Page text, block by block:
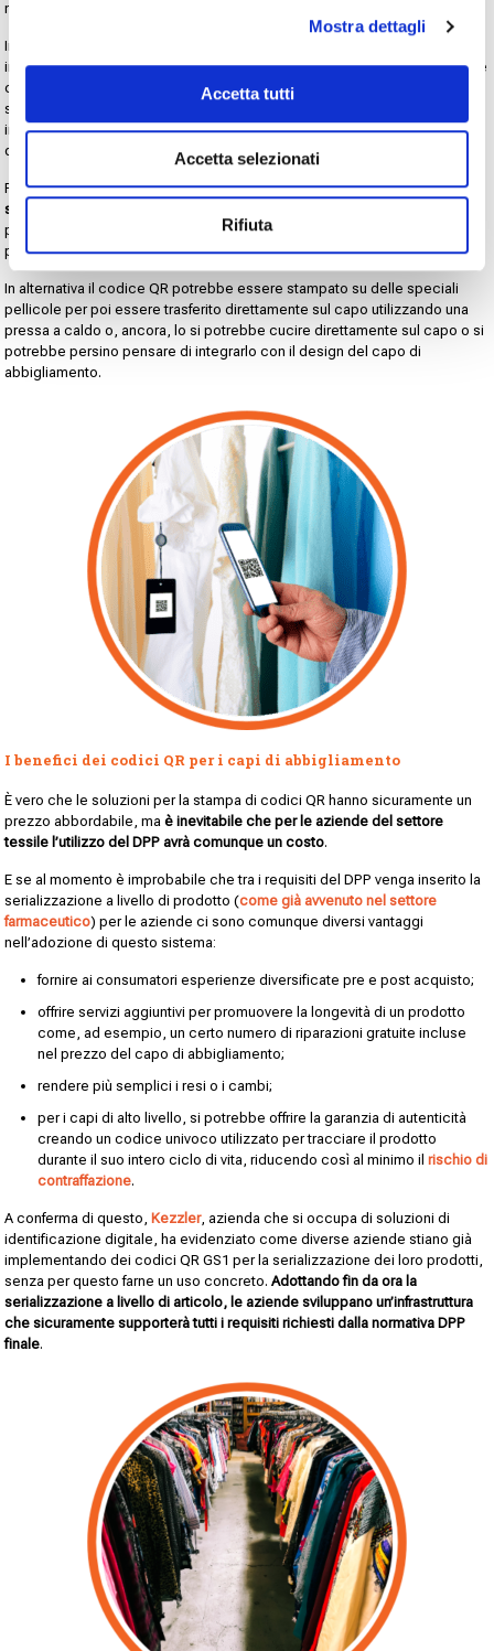
Mostra dettagli
Accetta tutti
Accetta selezionati
Rifiuta
modo semplice senza che sia necessario modificare il codice finale.
In qualità di organizzazione che si occupa di standardizzazione
internazionale,GS1è un partner di primaria importanza per tutte le aziende
che operano nel settore tessile, visto che è in grado di offrire standard e
servizi che permettono di identificare, acquisire e condividere
informazioni chiave che aiutino a stabilire le credenziali sulla sostenibilità
di un prodotto.
Per fare un esempio pratico:i codici QR GS1 potrebbero essere applicati
sull’etichette dei capi di abbigliamento
prezzi, in questo modo i codici seguirebbero l’intero ciclo di vita di un
prodotto.
In alternativa il codice QR potrebbe essere stampato su delle speciali
pellicole per poi essere trasferito direttamente sul capo utilizzando una
pressa a caldo o, ancora, lo si potrebbe cucire direttamente sul capo o si
potrebbe persino pensare di integrarlo con il design del capo di
abbigliamento.
I benefici dei codici QR per i capi di abbigliamento
È vero che le soluzioni per la stampa di codici QR hanno sicuramente un
prezzo abbordabile, maè inevitabile che per le aziende del settore
tessile l’utilizzo del DPP avrà comunque un costo.
E se al momento è improbabile che tra i requisiti del DPP venga inserito la
serializzazione a livello di prodotto (come già avvenuto nel settore
farmaceutico) per le aziende ci sono comunque diversi vantaggi
nell’adozione di questo sistema:
fornire ai consumatori esperienze diversificate pre e post acquisto;
offrire servizi aggiuntivi per promuovere la longevità di un prodotto
come, ad esempio, un certo numero di riparazioni gratuite incluse
nel prezzo del capo di abbigliamento;
rendere più semplici i resi o i cambi;
per i capi di alto livello, si potrebbe offrire la garanzia di autenticità
creando un codice univoco utilizzato per tracciare il prodotto
durante il suo intero ciclo di vita, riducendo così al minimo ilrischio di
contraffazione.
A conferma di questo, Kezzler, azienda che si occupa di soluzioni di
identificazione digitale, ha evidenziato come diverse aziende stiano già
implementando dei codici QR GS1 per la serializzazione dei loro prodotti,
senza per questo farne un uso concreto.Adottando fin da ora la
serializzazione a livello di articolo, le aziende sviluppano un’infrastruttura
che sicuramente supporterà tutti i requisiti richiesti dalla normativa DPP
finale.